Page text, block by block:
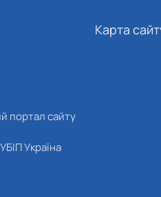
Карта
портал сайту
Україна